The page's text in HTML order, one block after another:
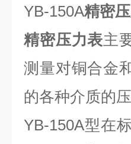
YB-150A精密
精密压力表主
测量对铜合金
的各种介质的压
YB-150A型在